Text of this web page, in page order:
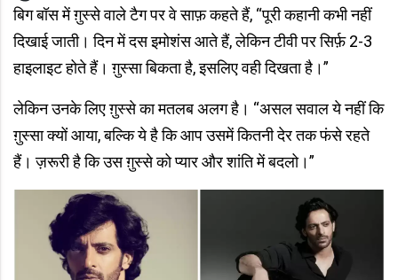
बिग बॉस में ग़ुस्से वाले टैग पर वे साफ़ कहते हैं, “पूरी कहानी कभी नहीं
दिखाई जाती। दिन में दस इमोशंस आते हैं, लेकिन टीवी पर सिर्फ़ 2-3
हाइलाइट होते हैं। ग़ुस्सा बिकता है, इसलिए वही दिखता है।”
लेकिन उनके लिए ग़ुस्से का मतलब अलग है। “असल सवाल ये नहीं कि
ग़ुस्सा क्यों आया, बल्कि ये है कि आप उसमें कितनी देर तक फंसे रहते
हैं। ज़रूरी है कि उस ग़ुस्से को प्यार और शांति में बदलो।”